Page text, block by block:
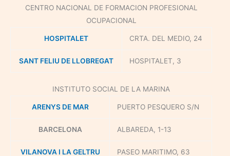
CENTRO NACIONAL DE FORMACION PROFESIONAL
OCUPACIONAL
HOSPITALET CRTA. DEL MEDIO, 24
SANT FELIU DE LLOBREGAT HOSPITALET, 3
INSTITUTO SOCIAL DE LA MARINA
ARENYS DE MAR PUERTO PESQUERO S/N
BARCELONA ALBAREDA, 1-13
VILANOVA I LA GELTRU PASEO MARITIMO, 63